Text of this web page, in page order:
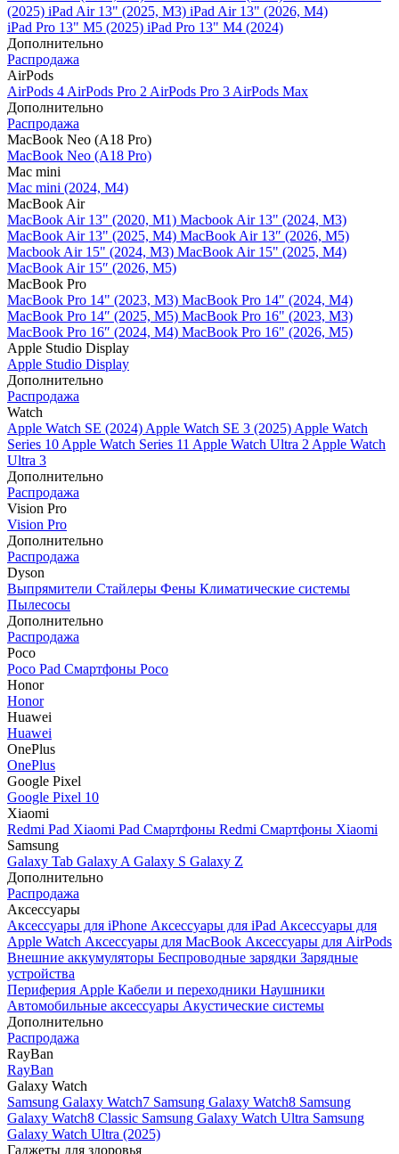
(2025) iPad Air 13" (2025, M3) iPad Air 13" (2026, M4)
iPad Pro 13" M5 (2025) iPad Pro 13" M4 (2024)
Дополнительно
Распродажа
AirPods
AirPods 4 AirPods Pro 2 AirPods Pro 3 AirPods Max
Дополнительно
Распродажа
MacBook Neo (A18 Pro)
MacBook Neo (A18 Pro)
Mac mini
Mac mini (2024, M4)
MacBook Air
MacBook Air 13" (2020, M1) Macbook Air 13" (2024, M3)
MacBook Air 13" (2025, M4) MacBook Air 13″ (2026, M5)
Macbook Air 15" (2024, M3) MacBook Air 15" (2025, M4)
MacBook Air 15″ (2026, M5)
MacBook Pro
MacBook Pro 14" (2023, M3) MacBook Pro 14″ (2024, M4)
MacBook Pro 14″ (2025, M5) MacBook Pro 16" (2023, M3)
MacBook Pro 16″ (2024, M4) MacBook Pro 16" (2026, M5)
Apple Studio Display
Apple Studio Display
Дополнительно
Распродажа
Watch
Apple Watch SE (2024) Apple Watch SE 3 (2025) Apple Watch
Series 10 Apple Watch Series 11 Apple Watch Ultra 2 Apple Watch
Ultra 3
Дополнительно
Распродажа
Vision Pro
Vision Pro
Дополнительно
Распродажа
Dyson
Выпрямители Стайлеры Фены Климатические системы
Пылесосы
Дополнительно
Распродажа
Poco
Poco Pad Смартфоны Poco
Honor
Honor
Huawei
Huawei
OnePlus
OnePlus
Google Pixel
Google Pixel 10
Xiaomi
Redmi Pad Xiaomi Pad Смартфоны Redmi Смартфоны Xiaomi
Samsung
Galaxy Tab Galaxy A Galaxy S Galaxy Z
Дополнительно
Распродажа
Аксессуары
Аксессуары для iPhone Аксессуары для iPad Аксессуары для
Apple Watch Аксессуары для MacBook Аксессуары для AirPods
Внешние аккумуляторы Беспроводные зарядки Зарядные
устройства
Периферия Apple Кабели и переходники Наушники
Автомобильные аксессуары Акустические системы
Дополнительно
Распродажа
RayBan
RayBan
Galaxy Watch
Samsung Galaxy Watch7 Samsung Galaxy Watch8 Samsung
Galaxy Watch8 Classic Samsung Galaxy Watch Ultra Samsung
Galaxy Watch Ultra (2025)
Гаджеты для здоровья